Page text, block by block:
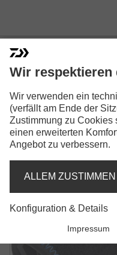
N'ZON
BAND SET
RUTENGÜRTEL-
Wir respektieren
Wir verwenden ein
(verfällt am Ende der
Zustimmung zu Cookies
einen erweiterten
Angebot zu verbessern.
ALLEM ZUSTIMMEN
Konfiguration & Details
Impressum